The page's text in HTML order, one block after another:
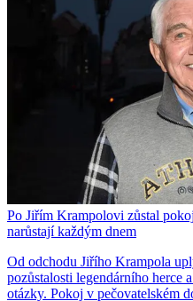
Po Jiřím Krampolovi zůstal
narůstají každým dnem
Od odchodu Jiřího Krampola
pozůstalosti legendárního herce
otázky. Pokoj v pečovatelském